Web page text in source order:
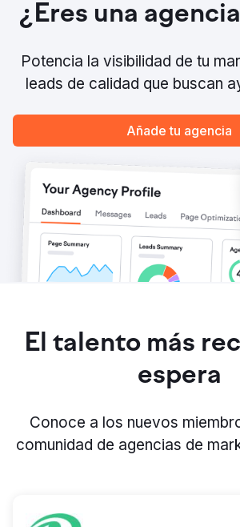
¿Eres una
Potencia la visibilidad de tu
leads de calidad que buscan
Añade tu agencia
El talento más
espera
Conoce a los nuevos
comunidad de agencias de